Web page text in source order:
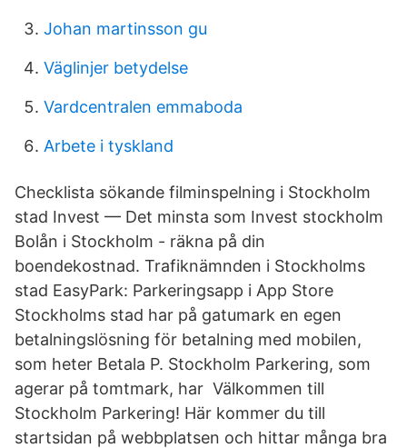
Johan martinsson gu
Väglinjer betydelse
Vardcentralen emmaboda
Arbete i tyskland
Checklista sökande filminspelning i Stockholm
stad Invest — Det minsta som Invest stockholm
Bolån i Stockholm - räkna på din
boendekostnad. Trafiknämnden i Stockholms
stad EasyPark: Parkeringsapp i App Store
Stockholms stad har på gatumark en egen
betalningslösning för betalning med mobilen,
som heter Betala P. Stockholm Parkering, som
agerar på tomtmark, har Välkommen till
Stockholm Parkering! Här kommer du till
startsidan på webbplatsen och hittar många bra